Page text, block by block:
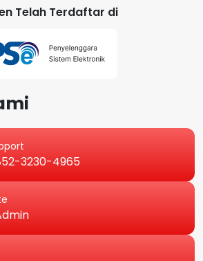
Telah Terdaftar di
3230-4965